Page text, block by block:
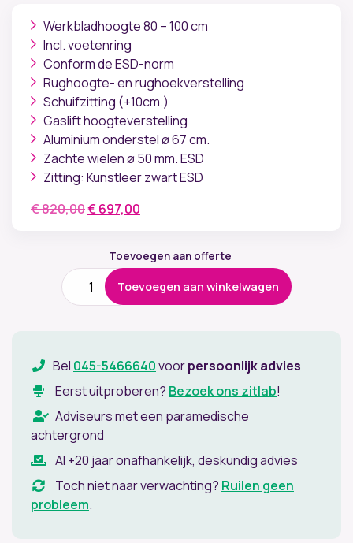
Werkbladhoogte 80 – 100 cm
Incl. voetenring
Conform de ESD-norm
Rughoogte- en rughoekverstelling
Schuifzitting (+10cm.)
Gaslift hoogteverstelling
Aluminium onderstel ø 67 cm.
Zachte wielen ø 50 mm. ESD
Zitting: Kunstleer zwart ESD
€820,00Oorspronkelijke
€ 820,00.
€ 697,00
€ 697,00.
Toevoegen aan offerte
Score
At
Work
Toevoegen aan winkelwagen
Bel 045-5466640voorpersoonlijk advies
Eerst uitproberen? Bezoek ons zitlab!
Adviseurs met een paramedische
achtergrond
Al +20 jaar onafhankelijk, deskundig advies
Toch niet naar verwachting? Ruilen geen
probleem.